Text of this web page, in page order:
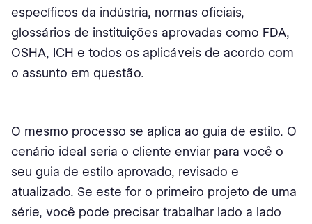
específicos da indústria, normas oficiais,
glossários de instituições aprovadas como FDA,
OSHA, ICH e todos os aplicáveis de acordo com
o assunto em questão.
O mesmo processo se aplica ao guia de estilo. O
cenário ideal seria o cliente enviar para você o
seu guia de estilo aprovado, revisado e
atualizado. Se este for o primeiro projeto de uma
série, você pode precisar trabalhar lado a lado